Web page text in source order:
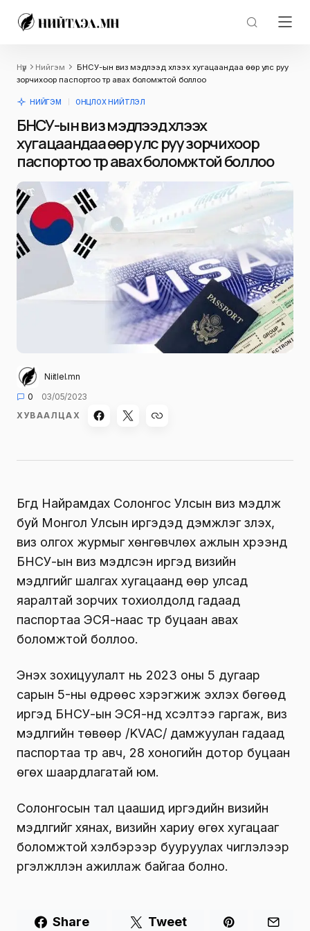
Нүүр Нийгэм
БНСУ-ын виз мэдүүлээд хүлээх хугацаандаа өөр улс руу
зорчихоор паспортоо түр авах боломжтой боллоо
НИЙГЭМ ОНЦЛОХ НИЙТЛЭЛ
БНСУ-ын виз мэдүүлээд хүлээх
хугацаандаа өөр улс руу зорчихоор
паспортоо түр авах боломжтой боллоо
Niitlel.mn
0
03/05/2023
ХУВААЛЦАХ
Бүгд Найрамдах Солонгос Улсын виз мэдүүлж
буй Монгол Улсын иргэдэд дэмжлэг үзүүлэх,
виз олгох журмыг хөнгөвчлөх ажлын хүрээнд
БНСУ-ын виз мэдүүлсэн иргэд визийн
мэдүүлгийг шалгах хугацаанд өөр улсад
яаралтай зорчих тохиолдолд гадаад
паспортаа ЭСЯ-наас түр буцаан авах
боломжтой боллоо.
Энэхүү зохицуулалт нь 2023 оны 5 дугаар
сарын 5-ны өдрөөс хэрэгжиж эхлэх бөгөөд
иргэд БНСУ-ын ЭСЯ-нд хүсэлтээ гаргаж, виз
мэдүүлгийн төвөөр /KVAC/ дамжуулан гадаад
паспортаа түр авч, 28 хоногийн дотор буцаан
өгөх шаардлагатай юм.
Солонгосын тал цаашид иргэдийн визийн
мэдүүлгийг хянах, визийн хариу өгөх хугацааг
боломжтой хэлбэрээр бууруулах чиглэлээр
үргэлжлүүлэн ажиллаж байгаа болно.
Share Tweet